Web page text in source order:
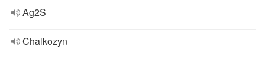
Ag2S
Chalkozyn